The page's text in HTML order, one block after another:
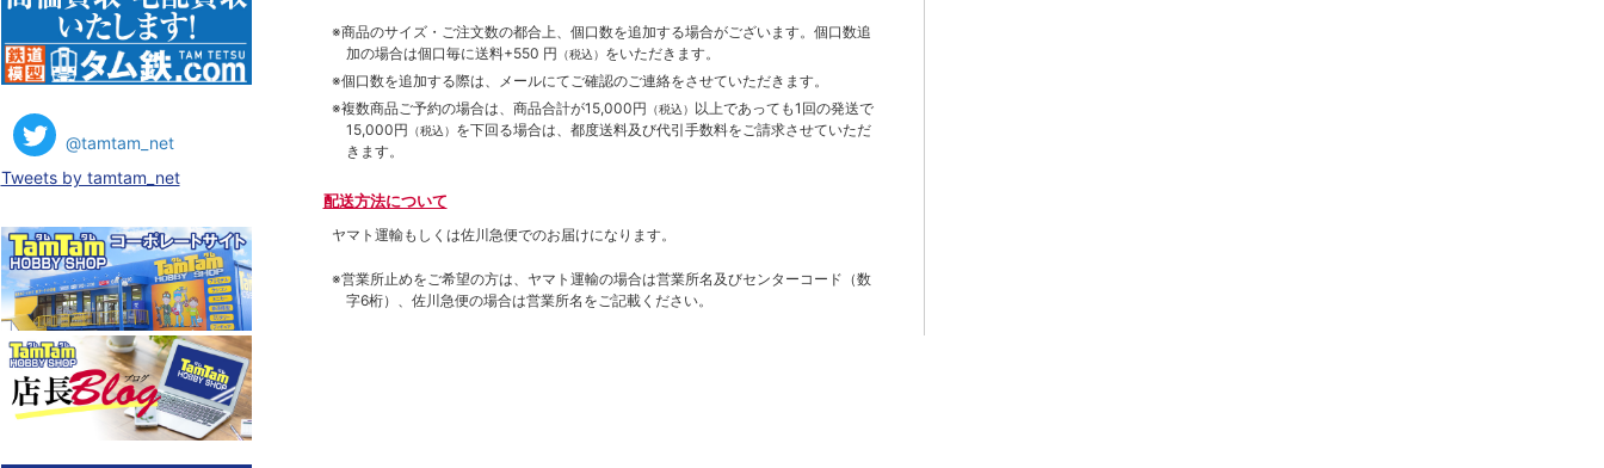
※商品のサイズ・ご注文数の都合上、個口数を追加する場合がございます。個口数追
加の場合は個口毎に送料+550 円 （税込） をいただきます。
※個口数を追加する際は、メールにてご確認のご連絡をさせていただきます。
※複数商品ご予約の場合は、商品合計が15,000円 （税込） 以上であっても1回の発送で
15,000円 （税込） を下回る場合は、都度送料及び代引手数料をご請求させていただ
きます。
配送方法について
ヤマト運輸もしくは佐川急便でのお届けになります。
※営業所止めをご希望の方は、ヤマト運輸の場合は営業所名及びセンターコード（数
字6桁）、佐川急便の場合は営業所名をご記載ください。
@tamtam_net
Tweets by tamtam_net